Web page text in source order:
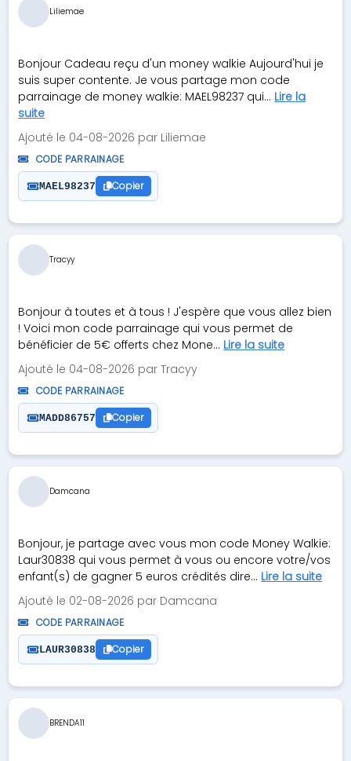
Bonjour Cadeau reçu d'un money walkie Aujourd'hui je
suis super contente. Je vous partage mon code
parrainage de money walkie: MAEL98237 qui... Lire la
suite
Ajouté le 04-08-2026 par Liliemae
CODE PARRAINAGE
MAEL98237 Copier
Liliemae
Bonjour à toutes et à tous ! J'espère que vous allez bien
! Voici mon code parrainage qui vous permet de
bénéficier de 5€ offerts chez Mone... Lire la suite
Ajouté le 04-08-2026 par Tracyy
CODE PARRAINAGE
MADD86757 Copier
Tracyy
Bonjour, je partage avec vous mon code Money Walkie:
Laur30838 qui vous permet à vous ou encore votre/vos
enfant(s) de gagner 5 euros crédités dire... Lire la suite
Ajouté le 02-08-2026 par Damcana
CODE PARRAINAGE
LAUR30838 Copier
Damcana
BRENDA11